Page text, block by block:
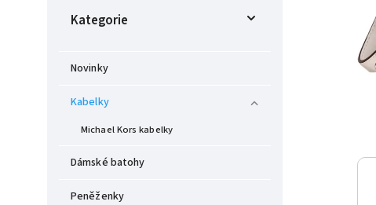
Kategorie
Novinky
Kabelky
Michael Kors kabelky
Dámské batohy
Peněženky